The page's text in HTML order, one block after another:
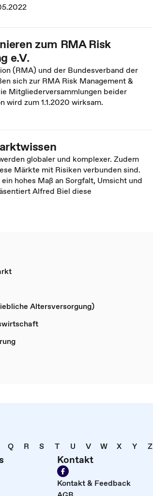
zum RMA Risk
e.V.
(RMA) und der Bundesverband der
sich zur RMA Risk Management &
Mitgliederversammlungen beider
wird zum 1.1.2020 wirksam.
globaler und komplexer. Zudem
Märkte mit Risiken verbunden sind.
hohes Maß an Sorgfalt, Umsicht und
Alfred Biel diese
Altersversorgung)
Q R S T U V W X Y Z
Kontakt
Kontakt & Feedback